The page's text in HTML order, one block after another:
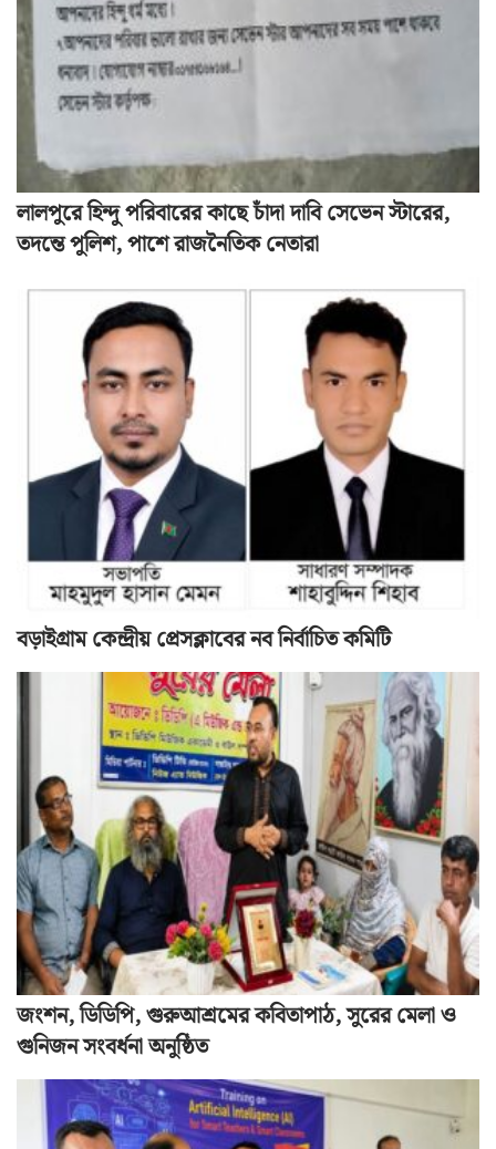
লালপুরে হিন্দু পরিবারের কাছে চাঁদা দাবি সেভেন স্টারের,
তদন্তে পুলিশ, পাশে রাজনৈতিক নেতারা
বড়াইগ্রাম কেন্দ্রীয় প্রেসক্লাবের নব নির্বাচিত কমিটি
জংশন, ডিডিপি, গুরুআশ্রমের কবিতাপাঠ, সুরের মেলা ও
গুনিজন সংবর্ধনা অনুষ্ঠিত